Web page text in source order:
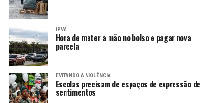
IPVA
Hora de meter a mão no bolso e pagar nova
parcela
EVITANDO A VIOLÊNCIA
Escolas precisam de espaços de expressão de
sentimentos